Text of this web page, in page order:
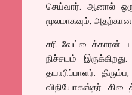
செய்வார். ஆனால்
மூலமாகவும்,
சரி வேட்டைக்காரன்
நிச்சயம்
தயாரிப்பாளர்.
விநியோகஸ்தர்